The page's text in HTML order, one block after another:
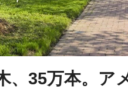
、35万本。ア